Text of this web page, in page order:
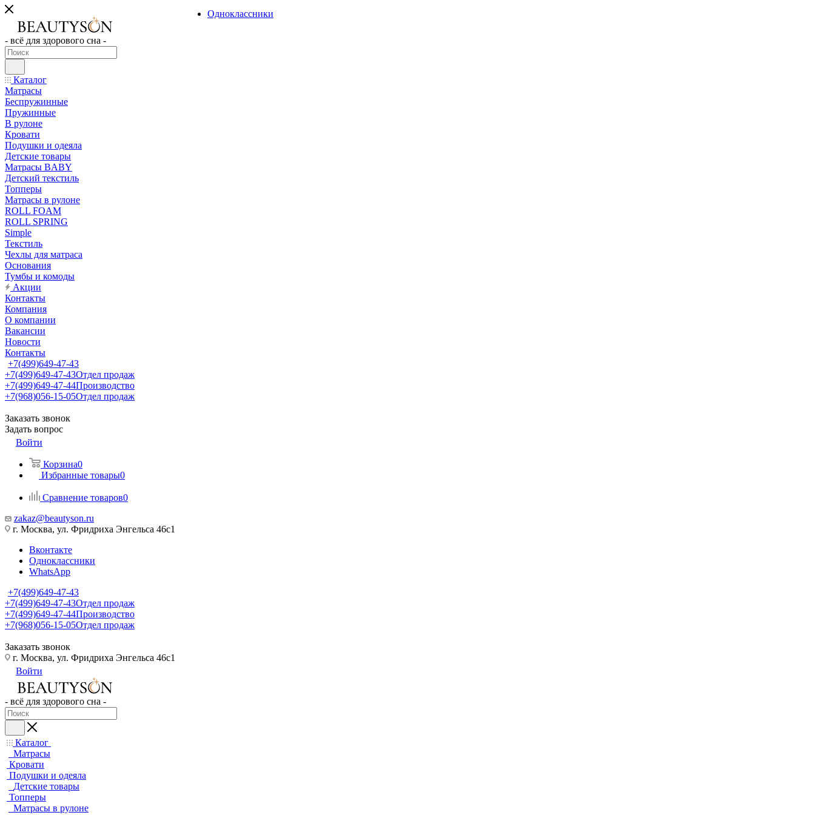
- всё для здорового сна -
Каталог
Матрасы
Беспружинные
Пружинные
В рулоне
Кровати
Подушки и одеяла
Детские товары
Матрасы BABY
Детский текстиль
Топперы
Матрасы в рулоне
ROLL FOAM
ROLL SPRING
Simple
Текстиль
Чехлы для матраса
Основания
Тумбы и комоды
Акции
Контакты
Компания
О компании
Вакансии
Новости
Контакты
+7(499)649-47-43
+7(499)649-47-43Отдел продаж
+7(499)649-47-44Производство
+7(968)056-15-05Отдел продаж
Заказать звонок
Задать вопрос
Войти
Корзина0
Избранные товары0
Сравнение товаров0
zakaz@beautyson.ru
г. Москва, ул. Фридриха Энгельса 46с1
Вконтакте
Одноклассники
WhatsApp
+7(499)649-47-43
+7(499)649-47-43Отдел продаж
+7(499)649-47-44Производство
+7(968)056-15-05Отдел продаж
Заказать звонок
Одноклассники
г. Москва, ул. Фридриха Энгельса 46с1
Войти
- всё для здорового сна -
Каталог
Матрасы
Кровати
Подушки и одеяла
Детские товары
Топперы
Матрасы в рулоне